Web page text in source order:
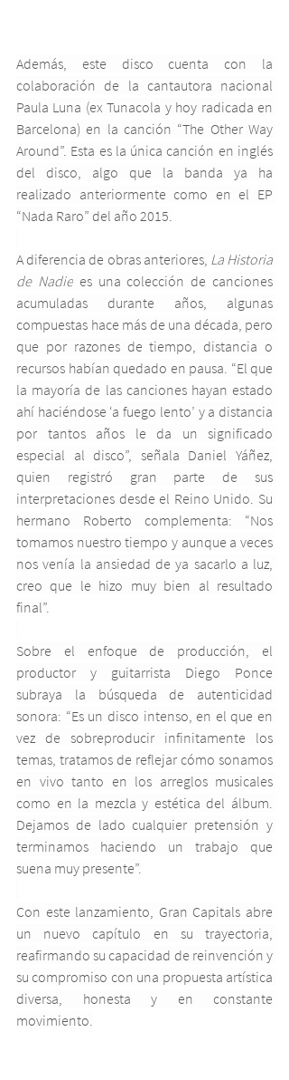
Además, este disco cuenta con la
colaboración de la cantautora nacional
Paula Luna (ex Tunacola y hoy radicada en
Barcelona) en la canción “The Other Way
Around”. Esta es la única canción en inglés
del disco, algo que la banda ya ha
realizado anteriormente como en el EP
“Nada Raro” del año 2015.
A diferencia de obras anteriores, La Historia
de Nadie es una colección de canciones
acumuladas durante años, algunas
compuestas hace más de una década, pero
que por razones de tiempo, distancia o
recursos habían quedado en pausa. “El que
la mayoría de las canciones hayan estado
ahí haciéndose ‘a fuego lento’ y a distancia
por tantos años le da un significado
especial al disco”, señala Daniel Yáñez,
quien registró gran parte de sus
interpretaciones desde el Reino Unido. Su
hermano Roberto complementa: “Nos
tomamos nuestro tiempo y aunque a veces
nos venía la ansiedad de ya sacarlo a luz,
creo que le hizo muy bien al resultado
final”.
Sobre el enfoque de producción, el
productor y guitarrista Diego Ponce
subraya la búsqueda de autenticidad
sonora: “Es un disco intenso, en el que en
vez de sobreproducir infinitamente los
temas, tratamos de reflejar cómo sonamos
en vivo tanto en los arreglos musicales
como en la mezcla y estética del álbum.
Dejamos de lado cualquier pretensión y
terminamos haciendo un trabajo que
suena muy presente”.
Con este lanzamiento, Gran Capitals abre
un nuevo capítulo en su trayectoria,
reafirmando su capacidad de reinvención y
su compromiso con una propuesta artística
diversa, honesta y en constante
movimiento.